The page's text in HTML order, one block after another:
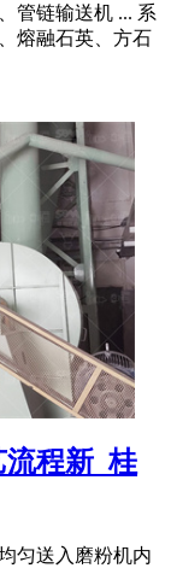
管链输送机 ... 系
熔融石英、方石
流程新_桂
匀送入磨粉机内